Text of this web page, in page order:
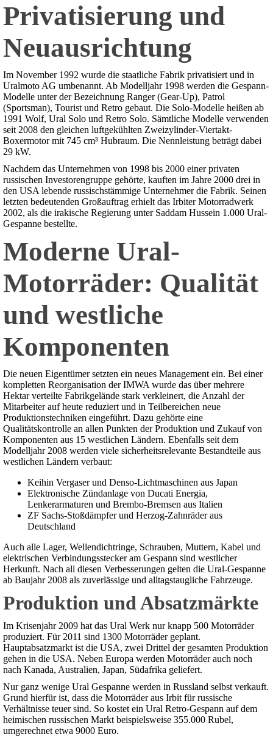
Privatisierung und
Neuausrichtung
Im November 1992 wurde die staatliche Fabrik privatisiert und in
Uralmoto AG umbenannt. Ab Modelljahr 1998 werden die Gespann-
Modelle unter der Bezeichnung Ranger (Gear-Up), Patrol
(Sportsman), Tourist und Retro gebaut. Die Solo-Modelle heißen ab
1991 Wolf, Ural Solo und Retro Solo. Sämtliche Modelle verwenden
seit 2008 den gleichen luftgekühlten Zweizylinder-Viertakt-
Boxermotor mit 745 cm³ Hubraum. Die Nennleistung beträgt dabei
29 kW.
Nachdem das Unternehmen von 1998 bis 2000 einer privaten
russischen Investorengruppe gehörte, kauften im Jahre 2000 drei in
den USA lebende russischstämmige Unternehmer die Fabrik. Seinen
letzten bedeutenden Großauftrag erhielt das Irbiter Motorradwerk
2002, als die irakische Regierung unter Saddam Hussein 1.000 Ural-
Gespanne bestellte.
Moderne Ural-
Motorräder: Qualität
und westliche
Komponenten
Die neuen Eigentümer setzten ein neues Management ein. Bei einer
kompletten Reorganisation der IMWA wurde das über mehrere
Hektar verteilte Fabrikgelände stark verkleinert, die Anzahl der
Mitarbeiter auf heute reduziert und in Teilbereichen neue
Produktionstechniken eingeführt. Dazu gehörte eine
Qualitätskontrolle an allen Punkten der Produktion und Zukauf von
Komponenten aus 15 westlichen Ländern. Ebenfalls seit dem
Modelljahr 2008 werden viele sicherheitsrelevante Bestandteile aus
westlichen Ländern verbaut:
Keihin Vergaser und Denso-Lichtmaschinen aus Japan
Elektronische Zündanlage von Ducati Energia,
Lenkerarmaturen und Brembo-Bremsen aus Italien
ZF Sachs-Stoßdämpfer und Herzog-Zahnräder aus
Deutschland
Auch alle Lager, Wellendichtringe, Schrauben, Muttern, Kabel und
elektrischen Verbindungsstecker am Gespann sind westlicher
Herkunft. Nach all diesen Verbesserungen gelten die Ural-Gespanne
ab Baujahr 2008 als zuverlässige und alltagstaugliche Fahrzeuge.
Produktion und Absatzmärkte
Im Krisenjahr 2009 hat das Ural Werk nur knapp 500 Motorräder
produziert. Für 2011 sind 1300 Motorräder geplant.
Hauptabsatzmarkt ist die USA, zwei Drittel der gesamten Produktion
gehen in die USA. Neben Europa werden Motorräder auch noch
nach Kanada, Australien, Japan, Südafrika geliefert.
Nur ganz wenige Ural Gespanne werden in Russland selbst verkauft.
Grund hierfür ist, dass die Motorräder aus Irbit für russische
Verhältnisse teuer sind. So kostet ein Ural Retro-Gespann auf dem
heimischen russischen Markt beispielsweise 355.000 Rubel,
umgerechnet etwa 9000 Euro.